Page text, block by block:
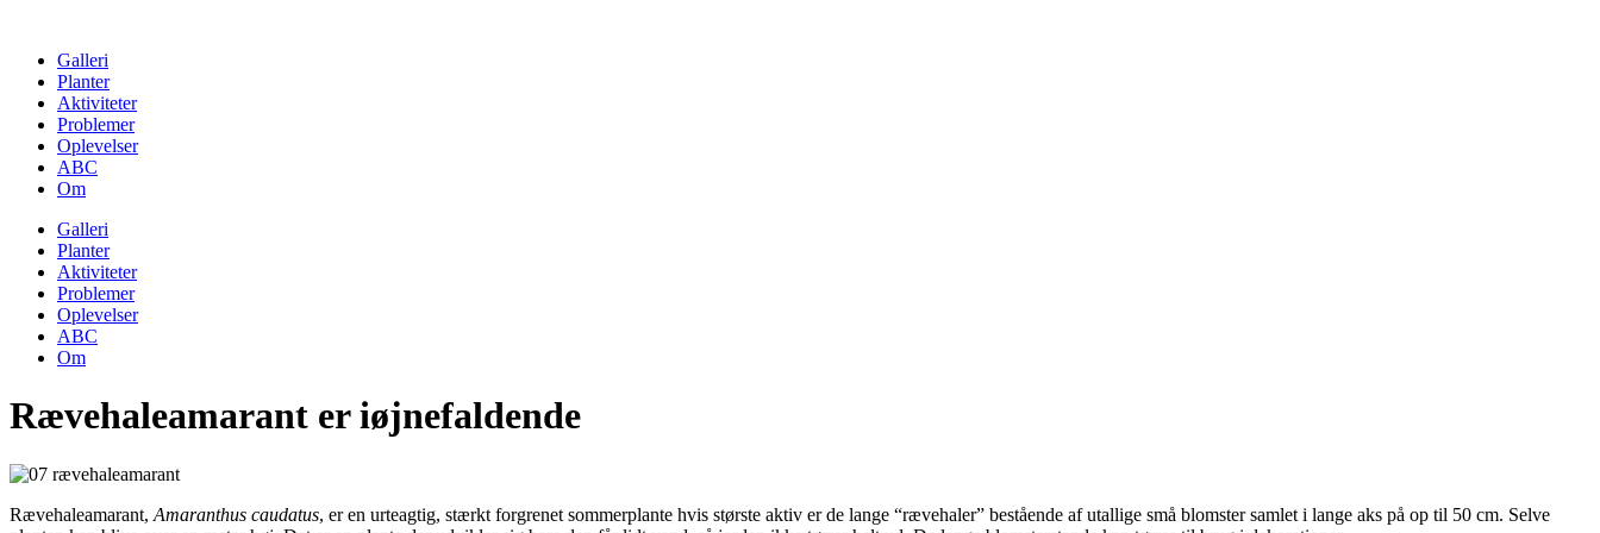
contentGalleri
Planter
Aktiviteter
Problemer
Oplevelser
ABC
Om
Galleri
Planter
Aktiviteter
Problemer
Oplevelser
ABC
Om
Rævehaleamarant er iøjnefaldende
Rævehaleamarant, Amaranthus caudatus, er en urteagtig, stærkt forgrenet sommerplante hvis største aktiv er de lange “rævehaler” bestående af utallige små blomster samlet i lange aks på op til 50 cm. Selve